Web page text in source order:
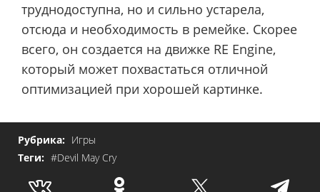
труднодоступна, но и сильно устарела,
отсюда и необходимость в ремейке. Скорее
всего, он создается на движке RE Engine,
который может похвастаться отличной
оптимизацией при хорошей картинке.
Рубрика: Игры
Теги: #Devil May Cry